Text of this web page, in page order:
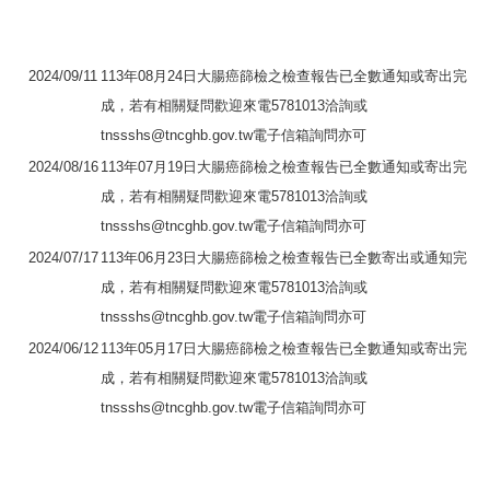
2024/09/11 113年08月24日大腸癌篩檢之檢查報告已全數通知或寄出完
成，若有相關疑問歡迎來電5781013洽詢或
tnssshs@tncghb.gov.tw電子信箱詢問亦可
2024/08/16 113年07月19日大腸癌篩檢之檢查報告已全數通知或寄出完
成，若有相關疑問歡迎來電5781013洽詢或
tnssshs@tncghb.gov.tw電子信箱詢問亦可
2024/07/17 113年06月23日大腸癌篩檢之檢查報告已全數寄出或通知完
成，若有相關疑問歡迎來電5781013洽詢或
tnssshs@tncghb.gov.tw電子信箱詢問亦可
2024/06/12 113年05月17日大腸癌篩檢之檢查報告已全數通知或寄出完
成，若有相關疑問歡迎來電5781013洽詢或
tnssshs@tncghb.gov.tw電子信箱詢問亦可